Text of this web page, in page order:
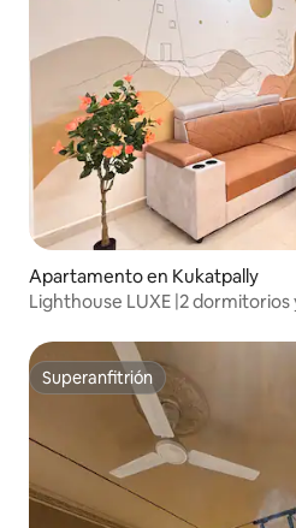
Apartamento en Kukatpally
Lighthouse LUXE |2 dormitorios
Superanfitrión
Superanfitrión